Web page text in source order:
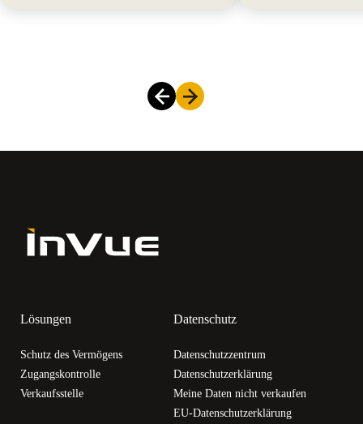
Lösungen
Schutz des Vermögens
Zugangskontrolle
Verkaufsstelle
Datenschutz
Datenschutzzentrum
Datenschutzerklärung
Meine Daten nicht verkaufen
EU-Datenschutzerklärung